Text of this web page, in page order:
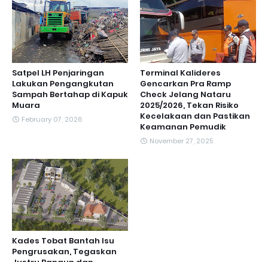
Satpel LH Penjaringan
Lakukan Pengangkutan
Sampah Bertahap di Kapuk
Muara
February 07, 2026
Terminal Kalideres
Gencarkan Pra Ramp
Check Jelang Nataru
2025/2026, Tekan Risiko
Kecelakaan dan Pastikan
Keamanan Pemudik
November 27, 2025
Kades Tobat Bantah Isu
Pengrusakan, Tegaskan